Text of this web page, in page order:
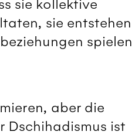
sie kollektive
sie entstehen
spielen
aber die
Dschihadismus ist